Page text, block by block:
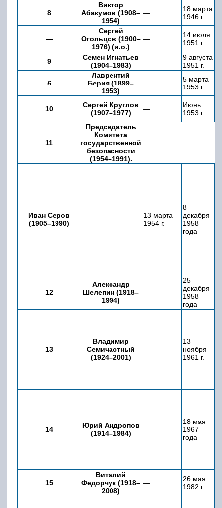
8
Виктор
Абакумов (1908–
1954)
—
18 марта
1946 г.
—
Сергей
Огольцов (1900–
1976) (и.о.)
—
14 июля
1951 г.
9
Семен Игнатьев
(1904–1983)
—
9 августа
1951 г.
6
Лаврентий
Берия (1899–
1953)
5 марта
1953 г.
10
Сергей Круглов
(1907–1977)
—
Июнь
1953 г.
11
Председатель
Комитета
государственной
безопасности
(1954–1991).
Иван Серов
(1905–1990)
13 марта
1954 г.
8
декабря
1958
года
12
Александр
Шелепин (1918–
1994)
—
25
декабря
1958
года
13
Владимир
Семичастный
(1924–2001)
13
ноября
1961 г.
14
Юрий Андропов
(1914–1984)
18 мая
1967
года
15
Виталий
Федорчук (1918–
2008)
—
26 мая
1982 г.